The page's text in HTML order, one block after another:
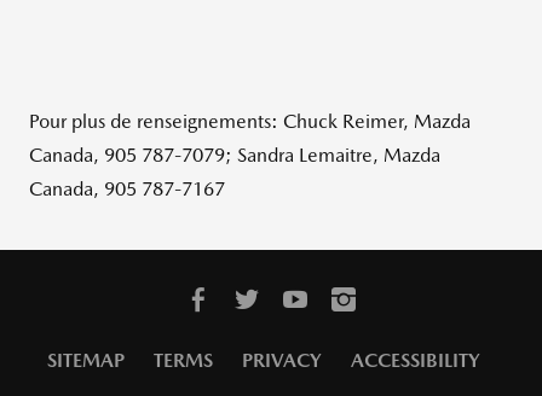
Pour plus de renseignements: Chuck Reimer, Mazda
Canada, 905 787-7079; Sandra Lemaitre, Mazda
Canada, 905 787-7167
SITEMAP TERMS PRIVACY ACCESSIBILITY